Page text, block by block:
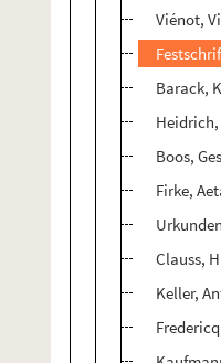
Viénot,
Barack,
Heidrich,
Boos,
Firke,
Clauss,
Keller,